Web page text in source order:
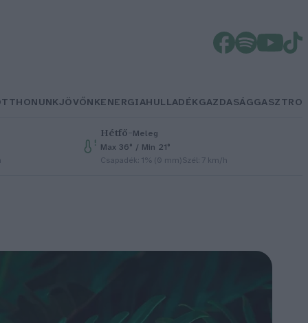
JÖVŐNKENERGIAHULLADÉKGAZDASÁGGASZTRO
Hétfő–Meleg
Max 36° / Min 21°
Csapadék: 1% (0 mm)Szél: 7 km/h